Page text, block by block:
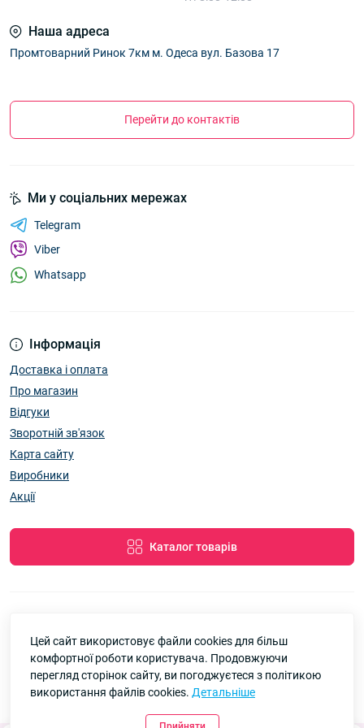
Наша адреса
Промтоварний Ринок 7км м. Одеса вул. Базова 17
Перейти до контактів
Інформація
Доставка і оплата
Про магазин
Відгуки
Зворотній зв'язок
Карта сайту
Виробники
Акції
Каталог товарів
Ми у соціальних мережах
Telegram
Viber
Whatsapp
7км Одеса — Одяг і аксесуари оптом © 2026
Рейтинг
Цей сайт використовує файли cookies для більш
комфортної роботи користувача. Продовжуючи
перегляд сторінок сайту, ви погоджуєтеся з політикою
використання файлів cookies. Детальніше